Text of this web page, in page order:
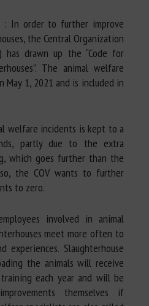
: In order to further improve
the Central Organization
has drawn up the “Code for
The animal welfare
1, 2021 and is included in
welfare incidents is kept to a
partly due to the extra
which goes further than the
so, the COV wants to further
to zero.
involved in animal
meet more often to
experiences. Slaughterhouse
the animals will receive
each year and will be
themselves if